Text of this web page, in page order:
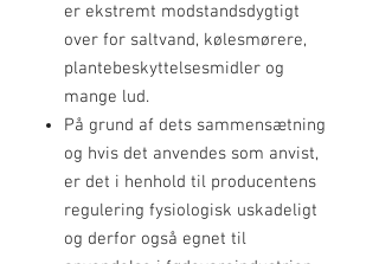
er ekstremt modstandsdygtigt
over for saltvand, kølesmørere,
plantebeskyttelsesmidler og
mange lud.
På grund af dets sammensætning
og hvis det anvendes som anvist,
er det i henhold til producentens
regulering fysiologisk uskadeligt
og derfor også egnet til